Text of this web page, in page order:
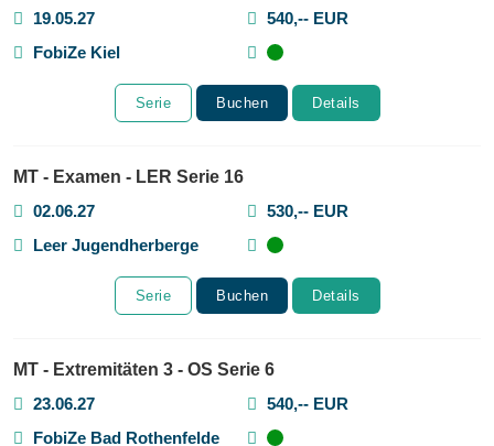
19.05.27
540,-- EUR
FobiZe Kiel
Serie Buchen Details
MT - Examen - LER Serie 16
02.06.27
530,-- EUR
Leer Jugendherberge
Serie Buchen Details
MT - Extremitäten 3 - OS Serie 6
23.06.27
540,-- EUR
FobiZe Bad Rothenfelde